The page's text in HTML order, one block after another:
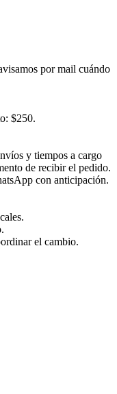
por mail cuándo
$250.
y tiempos a cargo
de recibir el pedido.
con anticipación.
el cambio.